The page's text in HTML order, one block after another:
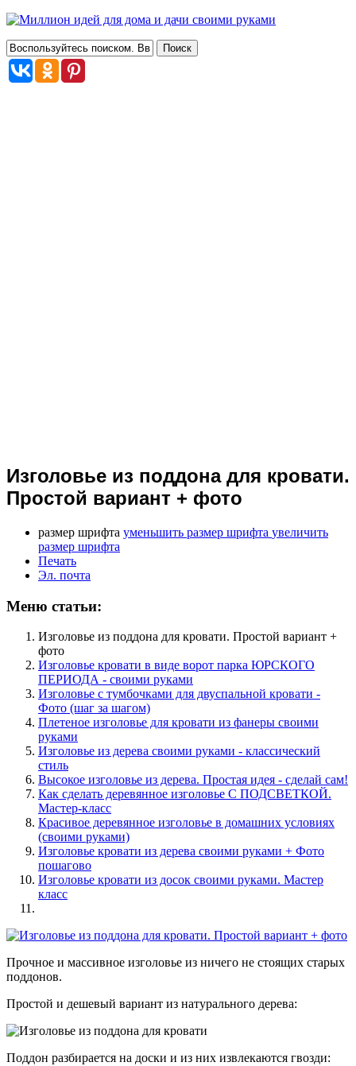
Изголовье из поддона для кровати.
Простой вариант + фото
размер шрифта уменьшить размер шрифта увеличить
размер шрифта
Печать
Эл. почта
Меню статьи:
Изголовье из поддона для кровати. Простой вариант +
фото
Изголовье кровати в виде ворот парка ЮРСКОГО
ПЕРИОДА - своими руками
Изголовье с тумбочками для двуспальной кровати -
Фото (шаг за шагом)
Плетеное изголовье для кровати из фанеры своими
руками
Изголовье из дерева своими руками - классический
стиль
Высокое изголовье из дерева. Простая идея - сделай сам!
Как сделать деревянное изголовье С ПОДСВЕТКОЙ.
Мастер-класс
Красивое деревянное изголовье в домашних условиях
(своими руками)
Изголовье кровати из дерева своими руками + Фото
пошагово
Изголовье кровати из досок своими руками. Мастер
класс
Прочное и массивное изголовье из ничего не стоящих старых
поддонов.
Простой и дешевый вариант из натурального дерева:
Поддон разбирается на доски и из них извлекаются гвозди: